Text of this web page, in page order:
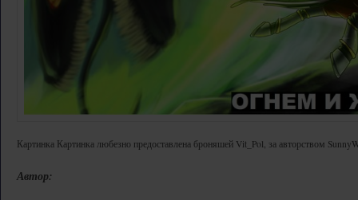
Картинка Картинка любезно предоставлена броняшей Vit_Pol, за авторством
Автор: